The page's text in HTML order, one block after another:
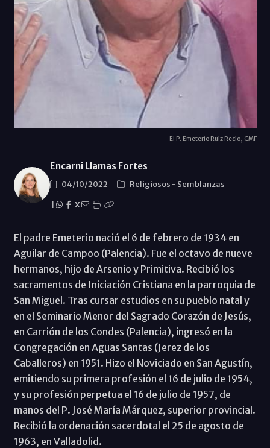
El P. Emeterio Ruiz Recio, CMF
Encarni Llamas Fortes
04/10/2022 Religiosos - Semblanzas
X
El padre Emeterio nació el 6 de febrero de 1934 en
Aguilar de Campoo (Palencia). Fue el octavo de nueve
hermanos, hijo de Arsenio y Primitiva. Recibió los
sacramentos de Iniciación Cristiana en la parroquia de
San Miguel. Tras cursar estudios en su pueblo natal y
en el Seminario Menor del Sagrado Corazón de Jesús,
en Carrión de los Condes (Palencia), ingresó en la
Congregación en Aguas Santas (Jerez de los
Caballeros) en 1951. Hizo el Noviciado en San Agustín,
emitiendo su primera profesión el 16 de julio de 1954,
y su profesión perpetua el 16 de julio de 1957, de
manos del P. José María Márquez, superior provincial.
Recibió la ordenación sacerdotal el 25 de agosto de
1963, en Valladolid.